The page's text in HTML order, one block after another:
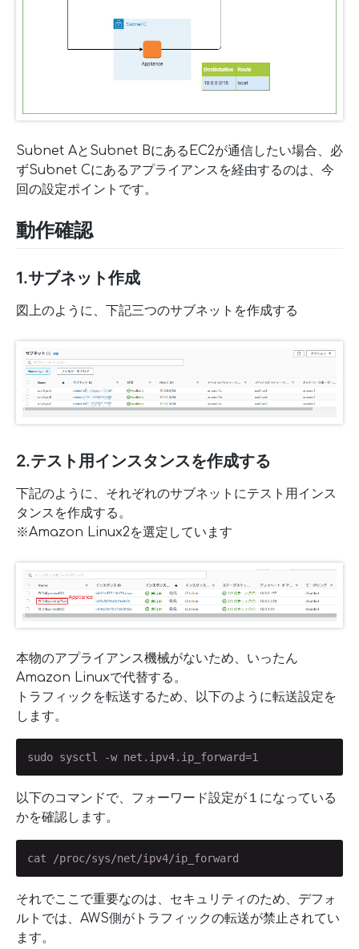
Subnet AとSubnet BにあるEC2が通信したい場合、必
ずSubnet Cにあるアプライアンスを経由するのは、今
回の設定ポイントです。
動作確認
1.サブネット作成
図上のように、下記三つのサブネットを作成する
2.テスト用インスタンスを作成する
下記のように、それぞれのサブネットにテスト用インス
タンスを作成する。
※Amazon Linux2を選定しています
本物のアプライアンス機械がないため、いったん
Amazon Linuxで代替する。
トラフィックを転送するため、以下のように転送設定を
します。
sudo sysctl -w net.ipv4.ip_forward=1
以下のコマンドで、フォーワード設定が１になっている
かを確認します。
cat /proc/sys/net/ipv4/ip_forward
それでここで重要なのは、セキュリティのため、デフォ
ルトでは、AWS側がトラフィックの転送が禁止されてい
ます。